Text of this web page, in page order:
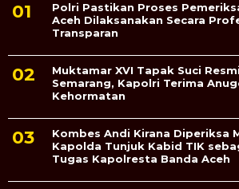
Polri Pastikan Proses
Aceh Dilaksanakan Secara
Transparan
Muktamar XVI Tapak Suci
Semarang, Kapolri Terima
Kehormatan
Kombes Andi Kirana Diperiksa
Kapolda Tunjuk Kabid TIK
Tugas Kapolresta Banda Aceh